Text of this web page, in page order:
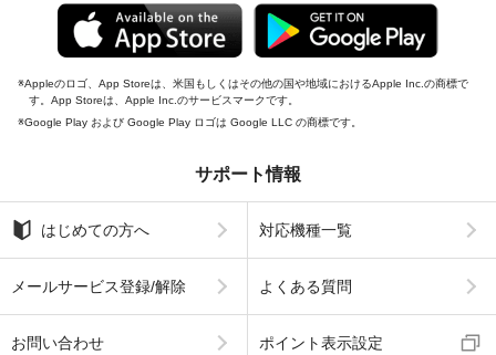
Appleのロゴ、App Storeは、米国もしくはその他の国や地域におけるApple Inc.の商標で
す。App Storeは、Apple Inc.のサービスマークです。
Google Play および Google Play ロゴは Google LLC の商標です。
サポート情報
はじめての方へ 対応機種一覧
メールサービス登録/解除 よくある質問
お問い合わせ ポイント表示設定